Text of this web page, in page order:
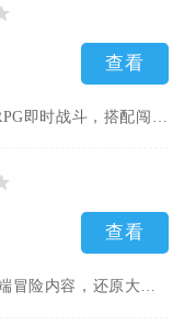
查看
查看
精灵宝贝围绕经典精灵收集对战打造移动端冒险内容，还原大量原作...